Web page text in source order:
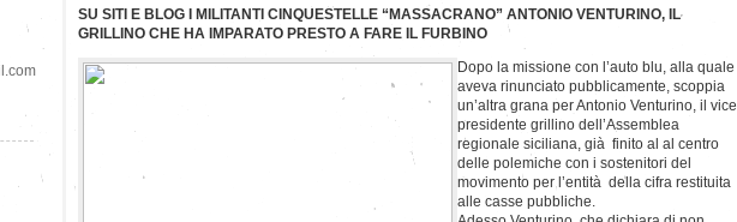
SU SITI E BLOG I MILITANTI CINQUESTELLE “MASSACRANO” ANTONIO VENTURINO, IL
GRILLINO CHE HA IMPARATO PRESTO A FARE IL FURBINO
Dopo la missione con l’auto blu, alla quale
aveva rinunciato pubblicamente, scoppia
un’altra grana per Antonio Venturino, il vice
presidente grillino dell’Assemblea
regionale siciliana, già finito al al centro
delle polemiche con i sostenitori del
movimento per l’entità della cifra restituita
alle casse pubbliche.